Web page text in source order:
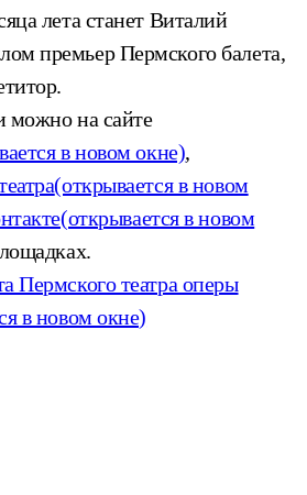
лета станет Виталий
премьер Пермского балета,
можно на сайте
в новом окне),
(открывается в новом
(открывается в новом
Пермского театра оперы
в новом окне)